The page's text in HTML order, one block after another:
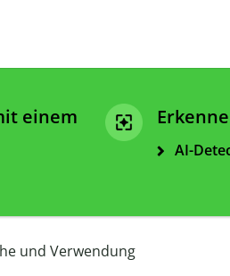
einem
AI-
und Verwendung